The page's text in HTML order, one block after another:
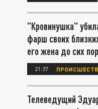
"Кровинушка"
фарш своих
его жена до сих
21:37
Телеведущий